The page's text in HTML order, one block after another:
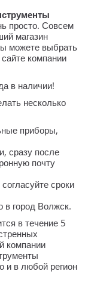
просто. Совсем
магазин
можете выбрать
компании
в наличии!
несколько
приборы,
сразу после
почту
сроки
в город Волжск.
в течение 5
компании
и в любой регион